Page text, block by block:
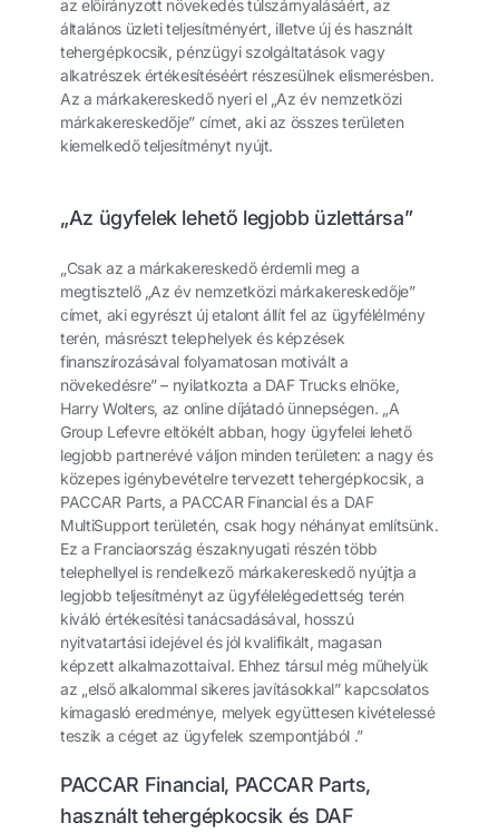
az előirányzott növekedés túlszárnyalásáért, az
általános üzleti teljesítményért, illetve új és használt
tehergépkocsik, pénzügyi szolgáltatások vagy
alkatrészek értékesítéséért részesülnek elismerésben.
Az a márkakereskedő nyeri el „Az év nemzetközi
márkakereskedője” címet, aki az összes területen
kiemelkedő teljesítményt nyújt.
„Az ügyfelek lehető legjobb üzlettársa”
„Csak az a márkakereskedő érdemli meg a
megtisztelő „Az év nemzetközi márkakereskedője”
címet, aki egyrészt új etalont állít fel az ügyfélélmény
terén, másrészt telephelyek és képzések
finanszírozásával folyamatosan motivált a
növekedésre” – nyilatkozta a DAF Trucks elnöke,
Harry Wolters, az online díjátadó ünnepségen. „A
Group Lefevre eltökélt abban, hogy ügyfelei lehető
legjobb partnerévé váljon minden területen: a nagy és
közepes igénybevételre tervezett tehergépkocsik, a
PACCAR Parts, a PACCAR Financial és a DAF
MultiSupport területén, csak hogy néhányat említsünk.
Ez a Franciaország északnyugati részén több
telephellyel is rendelkező márkakereskedő nyújtja a
legjobb teljesítményt az ügyfélelégedettség terén
kiváló értékesítési tanácsadásával, hosszú
nyitvatartási idejével és jól kvalifikált, magasan
képzett alkalmazottaival. Ehhez társul még műhelyük
az „első alkalommal sikeres javításokkal” kapcsolatos
kimagasló eredménye, melyek együttesen kivételessé
teszik a céget az ügyfelek szempontjából .”
PACCAR Financial, PACCAR Parts,
használt tehergépkocsik és DAF